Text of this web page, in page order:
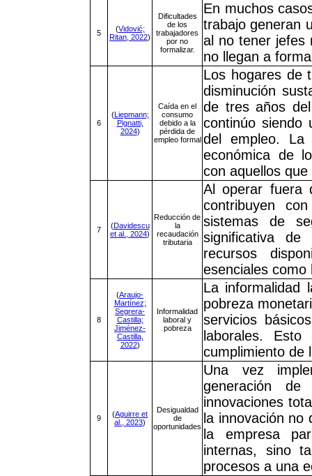
5 (Vidović;
Ritan, 2022)
Dificultades
de los
trabajadores
por no
formalizar.
En muchos
trabajo generan
al no tener jefes
no llegan a
6
(Liepmann;
Pignatti,
2024)
Caída en el
consumo
debido a la
pérdida de
empleo formal
Los hogares de
disminución
de tres años
continúo siendo
del empleo. La
económica de
con aquellos
7 (Davidescu
et al., 2024)
Reducción de
la
recaudación
tributaria
Al operar fuera
contribuyen
sistemas de
significativa
recursos
esenciales
8
(Araujo-
Martínez;
Segrera-
Castilla;
Jiménez-
Castilla,
2022)
Informalidad
laboral y
pobreza
La informalidad
pobreza
servicios
laborales.
cumplimiento de
9 (Aguirre et
al., 2023)
Desigualdad
de
oportunidades
Una vez
generación
innovaciones
la innovación no
la empresa
internas, sino
procesos a una